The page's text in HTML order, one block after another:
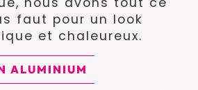
faut pour un look
et chaleureux.
ALUMINIUM